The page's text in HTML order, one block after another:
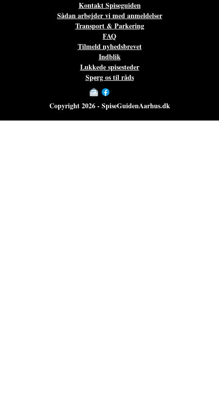
Kontakt Spiseguiden
Sådan arbejder vi med anmeldelser
Transport & Parkering
FAQ
Tilmeld nyhedsbrevet
Indblik
Lukkede spisesteder
Spørg os til råds
Copyright 2026 - SpiseGuidenAarhus.dk